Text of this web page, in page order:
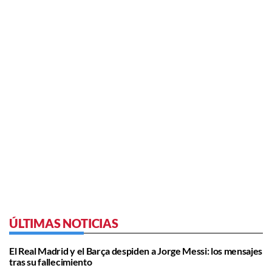
ÚLTIMAS NOTICIAS
El Real Madrid y el Barça despiden a Jorge Messi: los mensajes
tras su fallecimiento